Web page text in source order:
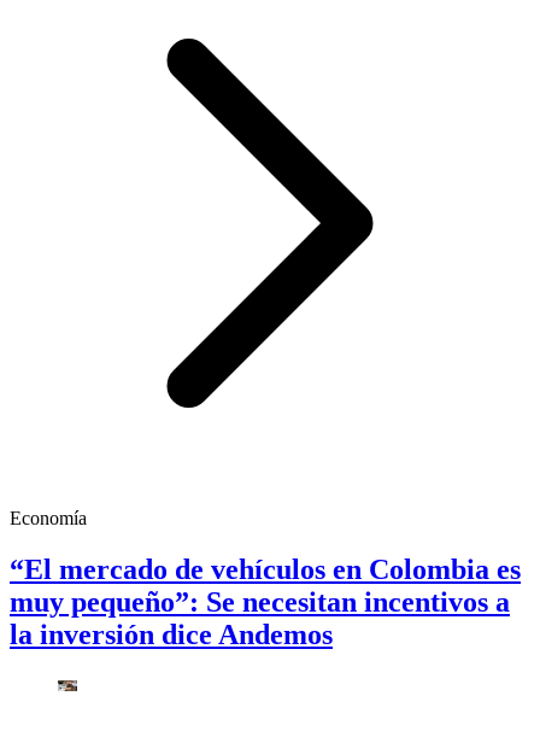
Economía
“El mercado de vehículos en Colombia es
muy pequeño”: Se necesitan incentivos a
la inversión dice Andemos